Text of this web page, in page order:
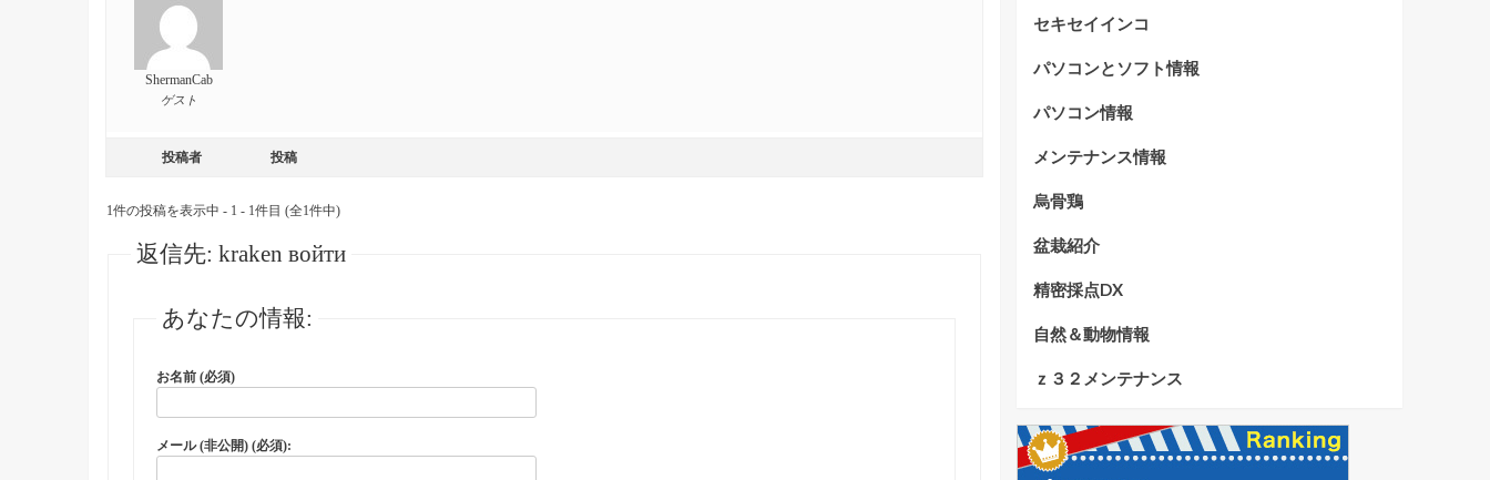
ShermanCab
ゲスト
投稿者 投稿
1件の投稿を表示中 - 1 - 1件目 (全1件中)
返信先: kraken войти
あなたの情報:
お名前 (必須)
メール (非公開) (必須):
セキセイインコ
パソコンとソフト情報
パソコン情報
メンテナンス情報
烏骨鶏
盆栽紹介
精密採点DX
自然＆動物情報
ｚ３２メンテナンス